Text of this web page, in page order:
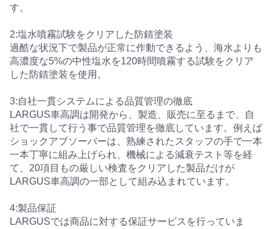
す。
2:塩水噴霧試験をクリアした防錆塗装
過酷な状況下で製品が正常に作動できるよう、海水よりも
高濃度な5%の中性塩水を120時間噴霧する試験をクリア
した防錆塗装を使用。
3:自社一貫システムによる品質管理の徹底
LARGUS車高調は開発から、製造、販売に至るまで、自
社で一貫して行う事で品質管理を徹底しています。例えば
ショックアブソーバーは、熟練されたスタッフの手で一本
一本丁寧に組み上げられ、機械による減衰テスト等を経
て、20項目もの厳しい検査をクリアした製品だけが
LARGUS車高調の一部として組み込まれています。
4:製品保証
LARGUSでは商品に対する保証サービスを行っていま